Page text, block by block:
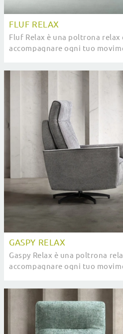
FLUF RELAX
Fluf Relax è una poltrona relax
accompagnare ogni tuo
GASPY RELAX
Gaspy Relax è una poltrona
accompagnare ogni tuo